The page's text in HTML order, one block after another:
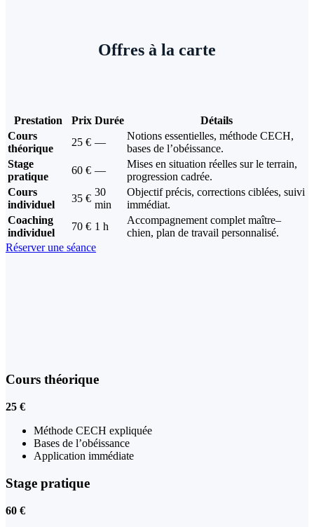
Offres à la carte
Prestation Prix Durée
Détails
Cours
théorique
25 € —
Notions essentielles, méthode CECH,
bases de l’obéissance.
Stage
pratique
60 € —
Mises en situation réelles sur le terrain,
progression cadrée.
Cours
individuel
35 €
30
min
Objectif précis, corrections ciblées, suivi
immédiat.
Coaching
individuel
70 € 1 h
Accompagnement complet maître–
chien, plan de travail personnalisé.
Réserver une séance
Cours théorique
25 €
Méthode CECH expliquée
Bases de l’obéissance
Application immédiate
Stage pratique
60 €